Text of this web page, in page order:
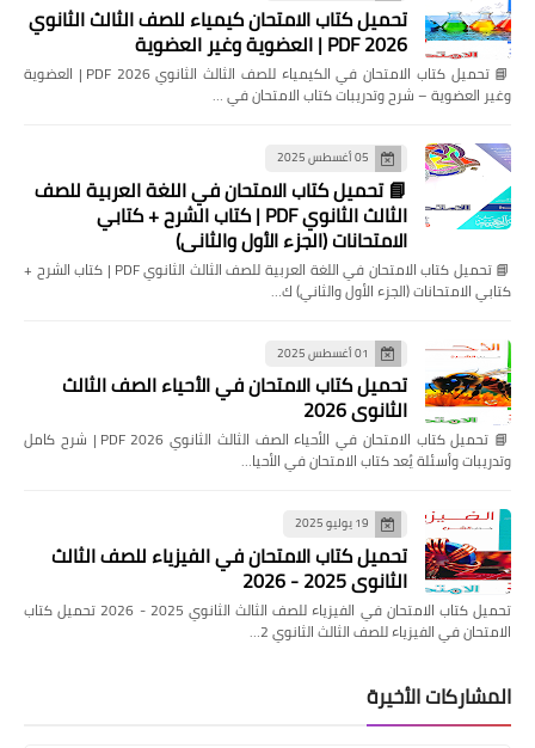
تحميل كتاب الامتحان كيمياء للصف الثالث الثانوي
2026 PDF | العضوية وغير العضوية
📘 تحميل كتاب الامتحان في الكيمياء للصف الثالث الثانوي 2026 PDF | العضوية
وغير العضوية – شرح وتدريبات كتاب الامتحان في …
05 أغسطس 2025
📘 تحميل كتاب الامتحان في اللغة العربية للصف
الثالث الثانوي PDF | كتاب الشرح + كتابي
الامتحانات (الجزء الأول والثاني)
📘 تحميل كتاب الامتحان في اللغة العربية للصف الثالث الثانوي PDF | كتاب الشرح +
كتابي الامتحانات (الجزء الأول والثاني) ك…
01 أغسطس 2025
تحميل كتاب الامتحان في الأحياء الصف الثالث
الثانوي 2026
📘 تحميل كتاب الامتحان في الأحياء الصف الثالث الثانوي 2026 PDF | شرح كامل
وتدريبات وأسئلة يُعد كتاب الامتحان في الأحيا…
19 يوليو 2025
تحميل كتاب الامتحان في الفيزياء للصف الثالث
الثانوي 2025 - 2026
تحميل كتاب الامتحان في الفيزياء للصف الثالث الثانوي 2025 - 2026 تحميل كتاب
الامتحان في الفيزياء للصف الثالث الثانوي 2…
المشاركات الأخيرة